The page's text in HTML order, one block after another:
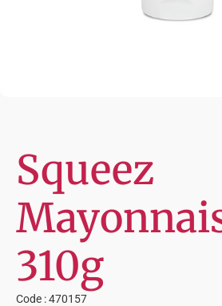
Squeez
310g
Code : 470157